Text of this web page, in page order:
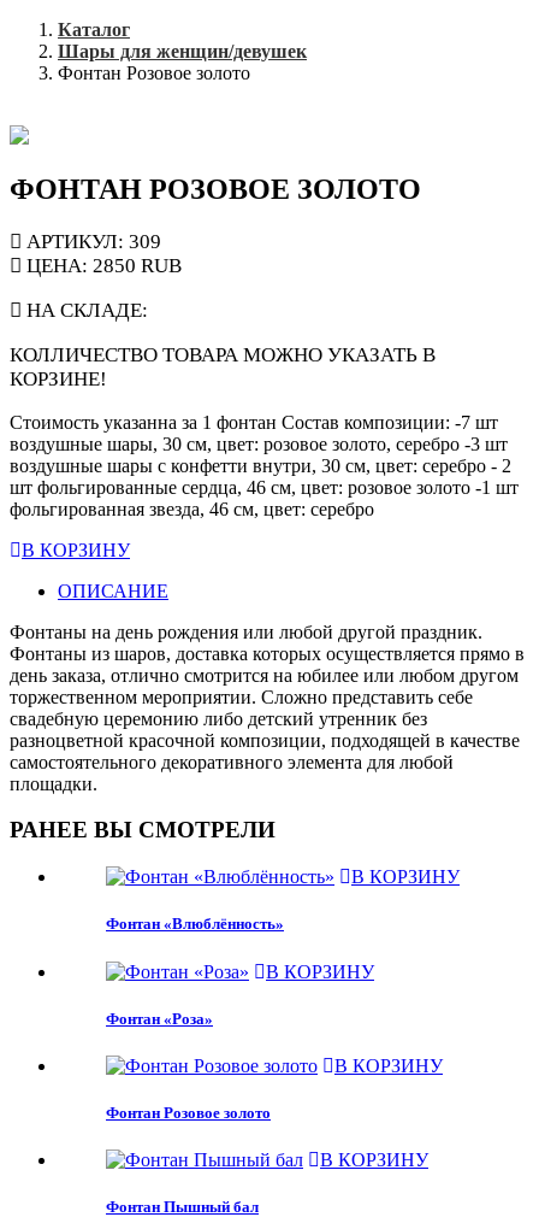
Каталог
Шары для женщин/девушек
Фонтан Розовое золото
ФОНТАН РОЗОВОЕ ЗОЛОТО
АРТИКУЛ: 309
ЦЕНА: 2850 RUB
НА СКЛАДЕ:
КОЛЛИЧЕСТВО ТОВАРА МОЖНО УКАЗАТЬ В
КОРЗИНЕ!
Стоимость указанна за 1 фонтан Состав композиции: -7 шт
воздушные шары, 30 см, цвет: розовое золото, серебро -3 шт
воздушные шары с конфетти внутри, 30 см, цвет: серебро - 2
шт фольгированные сердца, 46 см, цвет: розовое золото -1 шт
фольгированная звезда, 46 см, цвет: серебро
В КОРЗИНУ
ОПИСАНИЕ
Фонтаны на день рождения или любой другой праздник.
Фонтаны из шаров, доставка которых осуществляется прямо в
день заказа, отлично смотрится на юбилее или любом другом
торжественном мероприятии. Сложно представить себе
свадебную церемонию либо детский утренник без
разноцветной красочной композиции, подходящей в качестве
самостоятельного декоративного элемента для любой
площадки.
РАНЕЕ ВЫ СМОТРЕЛИ
В КОРЗИНУ
Фонтан «Влюблённость»
В КОРЗИНУ
Фонтан «Роза»
В КОРЗИНУ
Фонтан Розовое золото
В КОРЗИНУ
Фонтан Пышный бал